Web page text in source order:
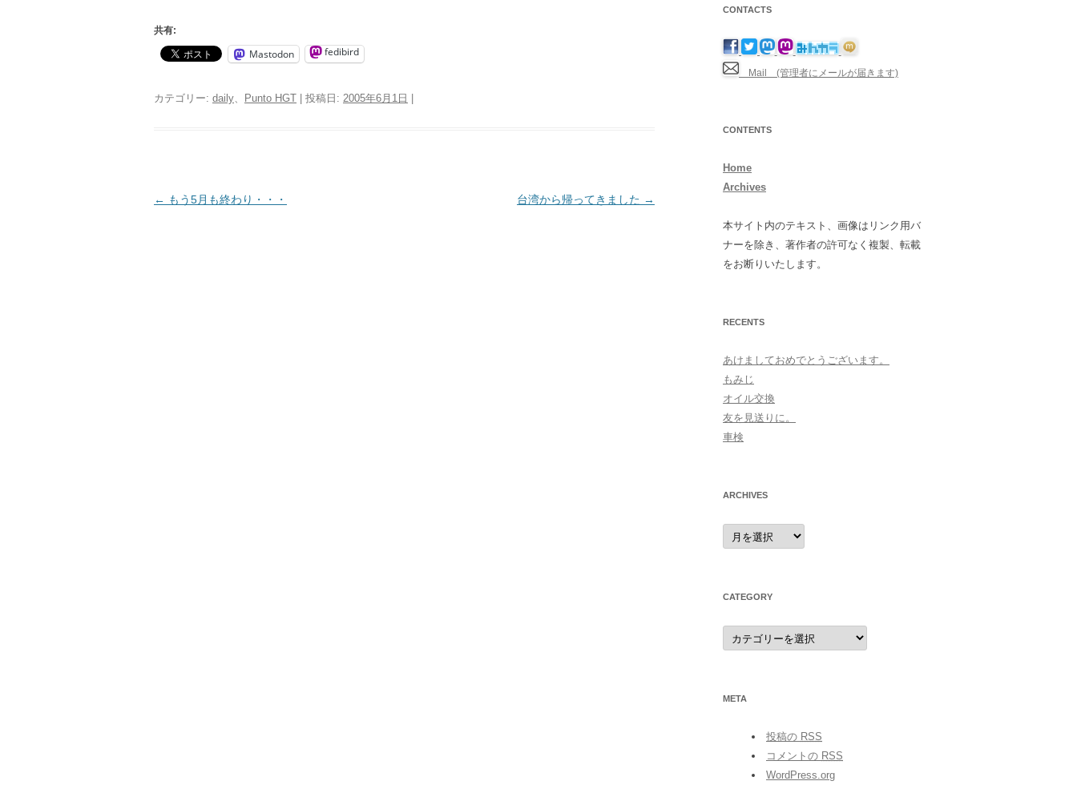
共有:
Mastodon fedibird
カテゴリー: daily Punto HGT | 投稿日: 2005年6月1日 |
投
← もう5月も終わり・・・ 台湾から帰ってきました →
CONTACTS
Mail (管理者にメールが届きます)
CONTENTS
Home
Archives
本サイト内のテキスト、画像はリンク用バ
ナーを除き、著作者の許可なく複製、転載
をお断りいたします。
RECENTS
あけましておめでとうございます。
もみじ
オイル交換
友を見送りに。
車検
ARCHIVES
archives
CATEGORY
category
META
投稿の RSS
コメントの RSS
WordPress.org